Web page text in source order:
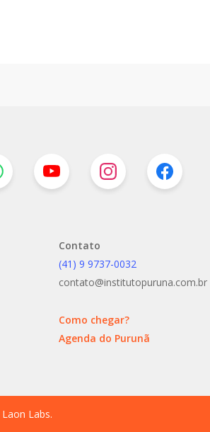
Contato
(41) 9 9737-0032
contato@institutopuruna.com.br
Como chegar?
Agenda do Purunã
Laon Labs.